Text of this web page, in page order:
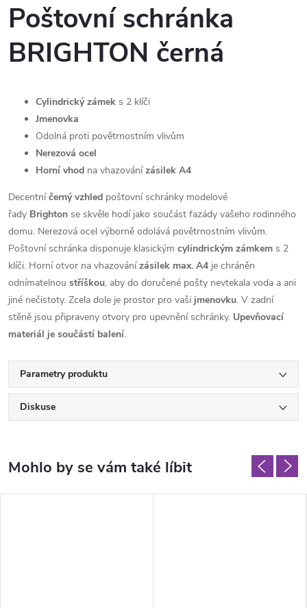
Poštovní schránka
BRIGHTON černá
Cylindrický zámek s 2 klíči
Jmenovka
Odolná proti povětrnostním vlivům
Nerezová ocel
Horní vhod na vhazování zásilek A4
Decentní černý vzhled poštovní schránky modelové
řady Brighton se skvěle hodí jako součást fazády vašeho rodinného
domu. Nerezová ocel výborně odolává povětrnostním vlivům.
Poštovní schránka disponuje klasickým cylindrickým zámkem s 2
klíči. Horní otvor na vhazování zásilek max. A4 je chráněn
odnímatelnou stříškou, aby do doručené pošty nevtekala voda a ani
jiné nečistoty. Zcela dole je prostor pro vaši jmenovku. V zadní
stěně jsou připraveny otvory pro upevnění schránky. Upevňovací
materiál je součástí balení.
Parametry produktu
Diskuse